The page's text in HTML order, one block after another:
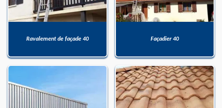
Ravalement de façade 40 Façadier 40